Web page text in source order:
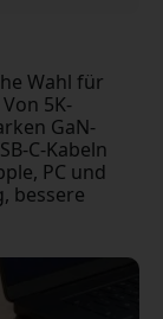
Wahl für
5K-
GaN-
C-Kabeln
PC und
bessere